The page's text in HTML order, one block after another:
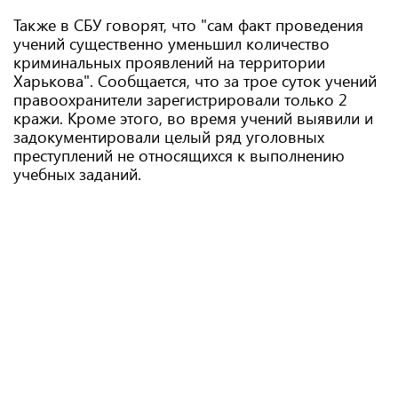
Также в СБУ говорят, что "сам факт проведения
учений существенно уменьшил количество
криминальных проявлений на территории
Харькова". Сообщается, что за трое суток учений
правоохранители зарегистрировали только 2
кражи. Кроме этого, во время учений выявили и
задокументировали целый ряд уголовных
преступлений не относящихся к выполнению
учебных заданий.